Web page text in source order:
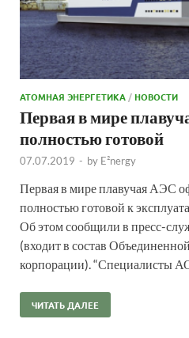
АТОМНАЯ ЭНЕРГЕТИКА /НОВОСТИ
Первая в мире
полностью готовой
07.07.2019 - by E²nergy
Первая в мире плавучая АЭС
полностью готовой к
Об этом сообщили в пресс-
(входит в состав
корпорации). “Специалисты
ЧИТАТЬ ДАЛЕЕ